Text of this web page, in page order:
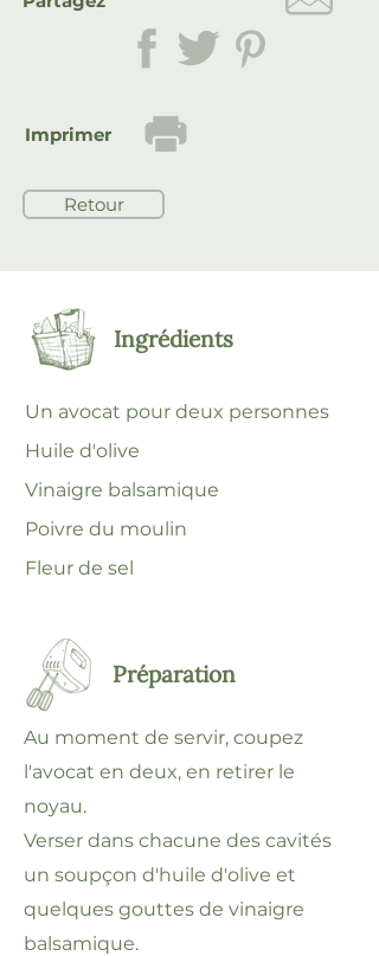
Imprimer
Retour
Ingrédients
Un avocat pour deux personnes
Huile d'olive
Vinaigre balsamique
Poivre du moulin
Fleur de sel
Préparation
Au moment de servir, coupez
l'avocat en deux, en retirer le
noyau.
Verser dans chacune des cavités
un soupçon d'huile d'olive et
quelques gouttes de vinaigre
balsamique.